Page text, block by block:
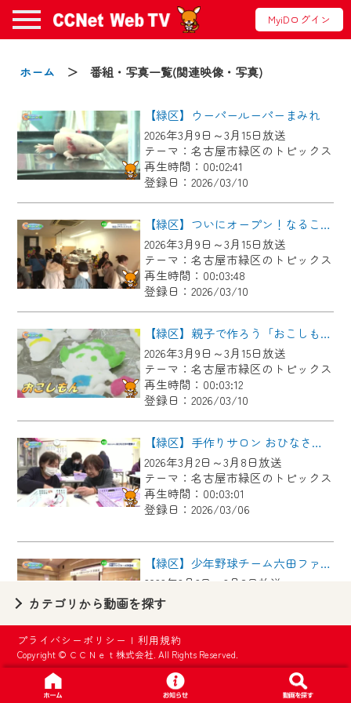
MyiDログイン
ホーム ＞ 番組・写真一覧(関連映像・写真)
【緑区】ウーパールーパーまみれ
2026年3月9日～3月15日放送
テーマ：名古屋市緑区のトピックス
再生時間：00:02:41
登録日：2026/03/10
【緑区】ついにオープン！なるこアパートメント
2026年3月9日～3月15日放送
テーマ：名古屋市緑区のトピックス
再生時間：00:03:48
登録日：2026/03/10
【緑区】親子で作ろう「おこしもん」
2026年3月9日～3月15日放送
テーマ：名古屋市緑区のトピックス
再生時間：00:03:12
登録日：2026/03/10
【緑区】手作りサロン おひなさまの壁飾り
2026年3月2日～3月8日放送
テーマ：名古屋市緑区のトピックス
再生時間：00:03:01
登録日：2026/03/06
【緑区】少年野球チーム六田ファイターズ 卒団式
2026年3月2日～3月8日放送
テーマ：名古屋市緑区のトピックス
再生時間：00:03:10
登録日：2026/03/06
【緑区】緑警察署署長が登壇 防犯セミナー
2026年3月2日～3月8日放送
カテゴリから動画を探す
プライバシーポリシー |利用規約
Copyright © ＣＣＮｅｔ株式会社. All Rights Reserved.
お知らせ
2024/09/02
動画配信サービス『CCNet Web TV』は2024
年9月24日からリニューアルします！
【変更点】
◆デザイン変更により、お住まいの地域
の動画コンテンツが一目瞭然。
◆当社アプリやＰＣブラウザから、いつ
でも・どこでも・外出先でも！
CCNetサービスエリア20市町の地域情報
番組をご視聴いただけます！
【ご注意】
2024年9月24日からはご加入者様へのサー
ビス向上のため、
『CCNet Web TV』を利用いただくには、
一部コンテンツを除き、
CCNetサービスへの加入と『CCNetマイ
ページ※』へのログインが必要となりま
す。
いたします。
要となります。
※MyIDとは、CCNet Web TVを含むCCNetの
各種サービスをご利用頂くためのIDです。
IDはお客様が使っているメールアドレス
で設定できます。